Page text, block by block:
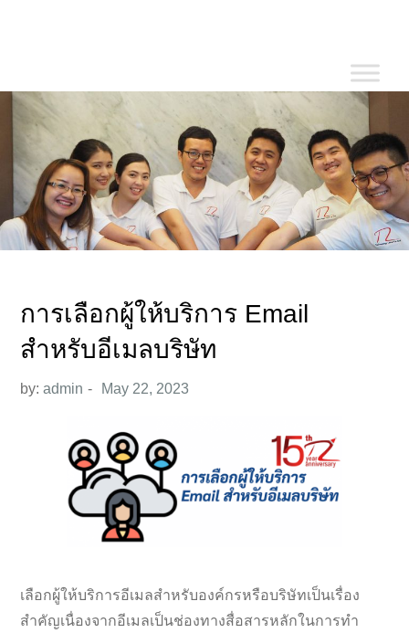
การเลือกผู้ให้บริการ Email
สำหรับอีเมลบริษัท
by:admin
เลือกผู้ให้บริการอีเมลสำหรับองค์กรหรือบริษัทเป็นเรื่อง
สำคัญเนื่องจากอีเมลเป็นช่องทางสื่อสารหลักในการทำ